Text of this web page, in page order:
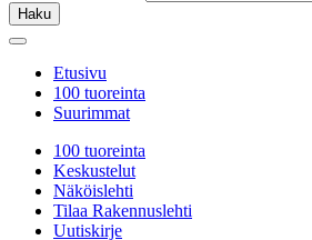
Haku
Etusivu
100 tuoreinta
Suurimmat
100 tuoreinta
Keskustelut
Näköislehti
Tilaa Rakennuslehti
Uutiskirje